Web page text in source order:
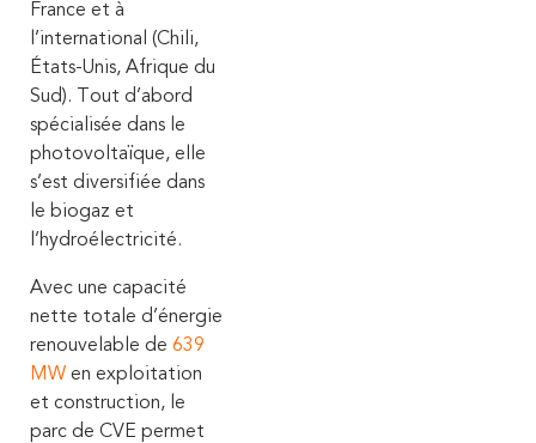
France et à
l’international (Chili,
États-Unis, Afrique du
Sud). Tout d’abord
spécialisée dans le
photovoltaïque, elle
s’est diversifiée dans
le biogaz et
l’hydroélectricité.
Avec une capacité
nette totale d’énergie
renouvelable de 639
MW en exploitation
et construction, le
parc de CVE permet